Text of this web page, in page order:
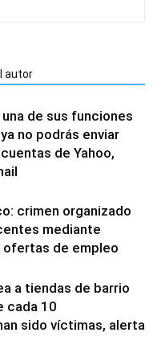
autor
de sus funciones
no podrás enviar
de Yahoo,
crimen organizado
mediante
ofertas de empleo
a tiendas de barrio
cada 10
sido víctimas, alerta